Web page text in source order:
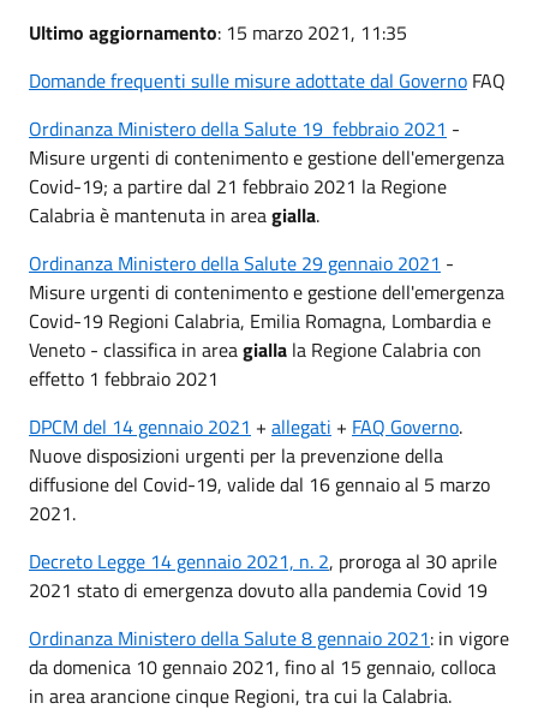
Ultimo aggiornamento: 15 marzo 2021, 11:35
Domande frequenti sulle misure adottate dal Governo FAQ
Ordinanza Ministero della Salute 19 febbraio 2021 -
Misure urgenti di contenimento e gestione dell'emergenza
Covid-19; a partire dal 21 febbraio 2021 la Regione
Calabria è mantenuta in areagialla.
Ordinanza Ministero della Salute 29 gennaio 2021 -
Misure urgenti di contenimento e gestione dell'emergenza
Covid-19 Regioni Calabria, Emilia Romagna, Lombardia e
Veneto - classifica in areagialla la Regione Calabria con
effetto 1 febbraio 2021
DPCM del 14 gennaio 2021 + allegati + FAQ Governo.
Nuove disposizioni urgenti per la prevenzione della
diffusione del Covid-19, valide dal 16 gennaio al 5 marzo
2021.
Decreto Legge 14 gennaio 2021, n. 2, proroga al 30 aprile
2021 stato di emergenza dovuto alla pandemia Covid 19
Ordinanza Ministero della Salute 8 gennaio 2021: in vigore
da domenica 10 gennaio 2021, fino al 15 gennaio, colloca
in area arancione cinque Regioni, tra cui la Calabria.